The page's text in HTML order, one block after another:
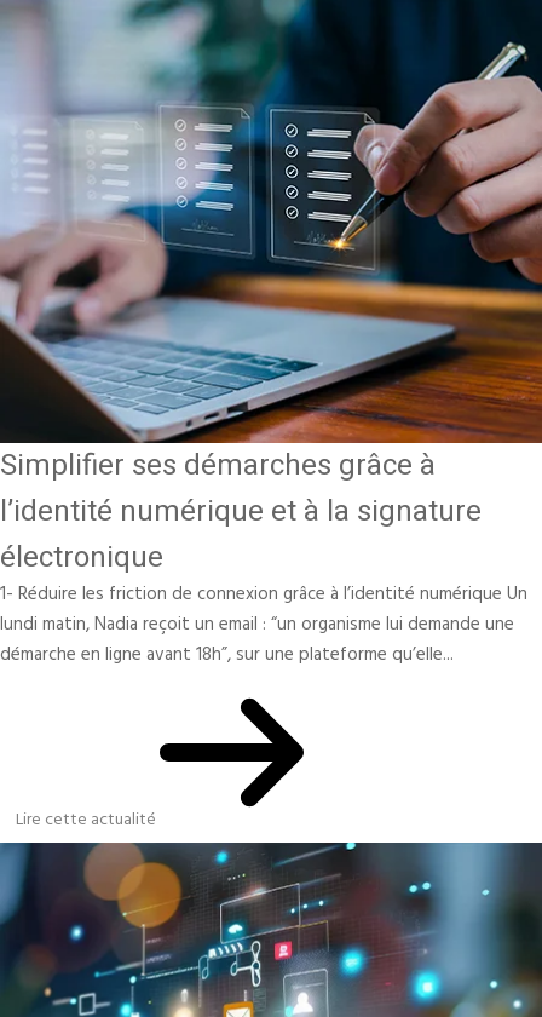
Simplifier ses démarches grâce à
l’identité numérique et à la signature
électronique
1- Réduire les friction de connexion grâce à l’identité numérique Un
lundi matin, Nadia reçoit un email : “un organisme lui demande une
démarche en ligne avant 18h”, sur une plateforme qu’elle...
Lire cette actualité